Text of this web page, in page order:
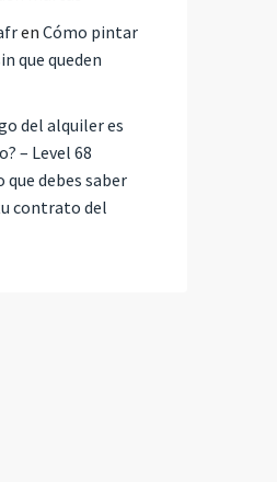
en Cómo pintar
que queden
del alquiler es
– Level 68
que debes saber
contrato del